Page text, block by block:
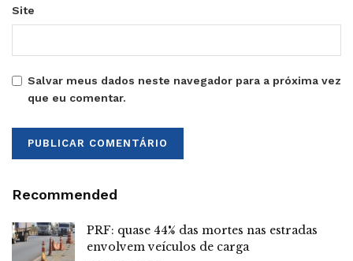
Site
Salvar meus dados neste navegador para a próxima vez
que eu comentar.
Recommended
PRF: quase 44% das mortes nas estradas
envolvem veículos de carga